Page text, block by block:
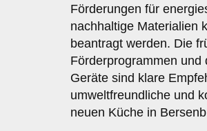
Förderungen für
nachhaltige Materialien
beantragt werden. Die
Förderprogrammen und
Geräte sind klare
umweltfreundliche und
neuen Küche in